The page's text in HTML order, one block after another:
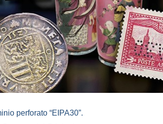
perforato “EIPA30”.